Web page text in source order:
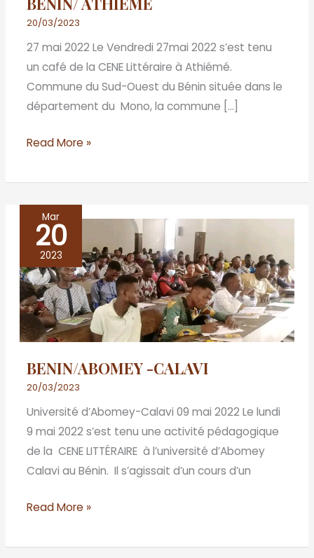
20/03/2023
27 mai 2022 Le Vendredi 27mai 2022 s’est tenu
un café de la CENE Littéraire à Athiémé.
Commune du Sud-Ouest du Bénin située dans le
département du Mono, la commune […]
Read More »
Mar
20
2023
BENIN/ABOMEY -CALAVI
20/03/2023
Université d’Abomey-Calavi 09 mai 2022 Le lundi
9 mai 2022 s’est tenu une activité pédagogique
de la CENE LITTÉRAIRE à l’université d’Abomey
Calavi au Bénin. Il s’agissait d’un cours d’un
BENIN/ABOMEY
CALAVI
Read More »